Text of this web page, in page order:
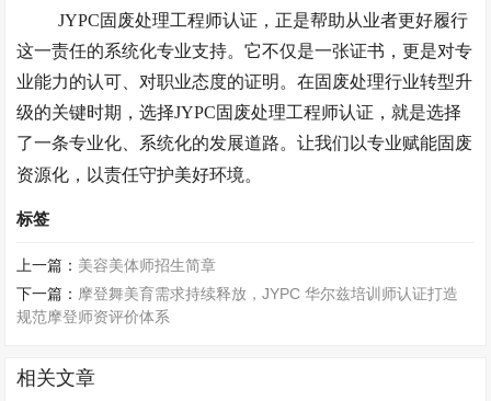
JYPC固废处理工程师认证，正是帮助从业者更好履行
这一责任的系统化专业支持。它不仅是一张证书，更是对专
业能力的认可、对职业态度的证明。在固废处理行业转型升
级的关键时期，选择JYPC固废处理工程师认证，就是选择
了一条专业化、系统化的发展道路。让我们以专业赋能固废
资源化，以责任守护美好环境。
标签
上一篇： 美容美体师招生简章
下一篇： 摩登舞美育需求持续释放，JYPC 华尔兹培训师认证打造
规范摩登师资评价体系
相关文章